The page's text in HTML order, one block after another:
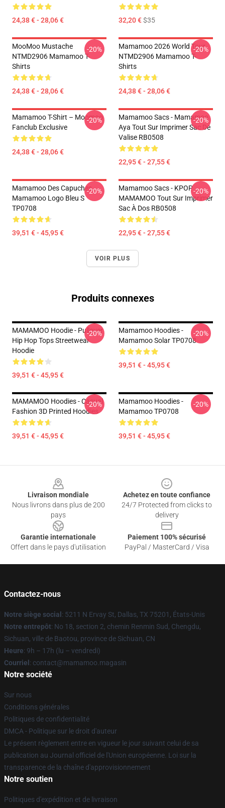
24,38 € - 28,06 € 32,20 €$35
MooMoo Mustache
NTMD2906 Mamamoo T-
Shirts
24,38 € - 28,06 €
-20%
Mamamoo 2026 World Tour
NTMD2906 Mamamoo T-
Shirts
24,38 € - 28,06 €
-20%
Mamamoo T-Shirt – Moomoo
Fanclub Exclusive
24,38 € - 28,06 €
-20%
Mamamoo Sacs - Mamamoo
Aya Tout Sur Imprimer Sac De
Valise RB0508
22,95 € - 27,55 €
-20%
Mamamoo Des Capuches...
Mamamoo Logo Bleu S
TP0708
39,51 € - 45,95 €
-20%
Mamamoo Sacs - KPOP
MAMAMOO Tout Sur Imprimer
Sac À Dos RB0508
22,95 € - 27,55 €
-20%
VOIR PLUS
Produits connexes
MAMAMOO Hoodie - Pullover
Hip Hop Tops Streetwear
Hoodie
39,51 € - 45,95 €
-20%
Mamamoo Hoodies -
Mamamoo Solar TP0708
39,51 € - 45,95 €
-20%
MAMAMOO Hoodies - Casual
Fashion 3D Printed Hoodies
39,51 € - 45,95 €
-20%
Mamamoo Hoodies -
Mamamoo TP0708
39,51 € - 45,95 €
-20%
Livraison mondiale
Nous livrons dans plus de 200
pays
Achetez en toute confiance
24/7 Protected from clicks to
delivery
Garantie internationale
Offert dans le pays d'utilisation
Paiement 100% sécurisé
PayPal / MasterCard / Visa
Contactez-nous
Notre siège social : 5211 N Ervay St, Dallas, TX 75201, États-Unis
Notre entrepôt: No 18, section 2, chemin Renmin Sud, Chengdu,
Sichuan, ville de Baotou, province de Sichuan, CN
Heure: 9h – 17h (lu – vendredi)
Courriel : contact@mamamoo.magasin
Notre société
Sur nous
Conditions générales
Politiques de confidentialité
DMCA - Politique sur le droit d'auteur
Le présent règlement entre en vigueur le jour suivant celui de sa
publication au Journal officiel de l'Union européenne. Loi sur la
transparence de la chaîne d'approvisionnement
Notre soutien
Politiques d'expédition et de livraison